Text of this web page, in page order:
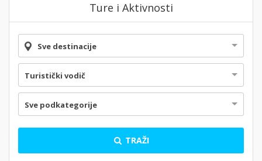
Ture i Aktivnosti
Sve destinacije
Turistički vodič
Sve podkategorije
TRAŽI